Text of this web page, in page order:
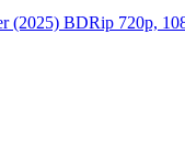
(2025) BDRip 720p,